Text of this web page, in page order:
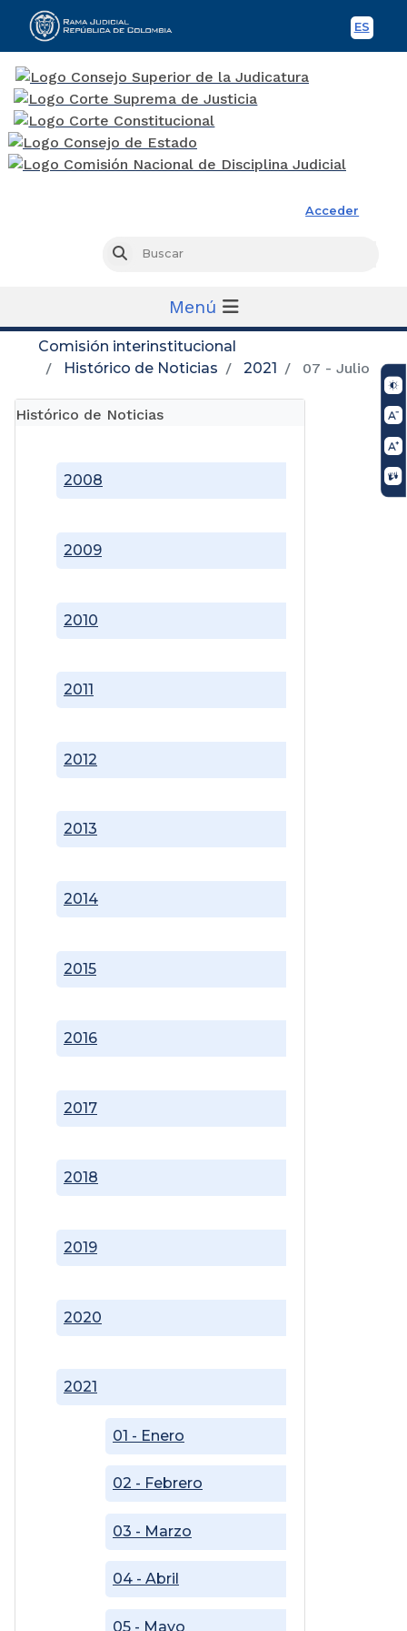
ES
Acceder
Buscar
Menú
Comisión interinstitucional
Histórico de Noticias
2021 07 - Julio
Histórico de Noticias
2008
2009
2010
2011
2012
2013
2014
2015
2016
2017
2018
2019
2020
2021
01 - Enero
02 - Febrero
03 - Marzo
04 - Abril
05 - Mayo